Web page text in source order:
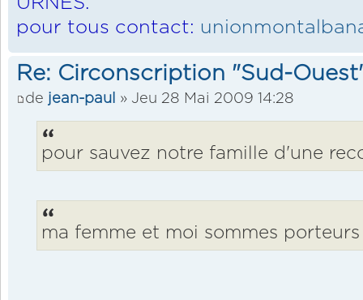
pour tous contact:
Re: Circonscription "Sud-
de jean-paul » Jeu 28 Mai 2009 14:28
pour sauvez notre famille d'une
ma femme et moi sommes